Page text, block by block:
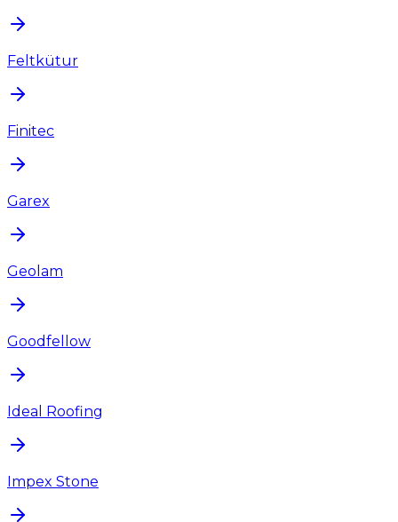
Feltkütur
Finitec
Garex
Geolam
Goodfellow
Ideal Roofing
Impex Stone